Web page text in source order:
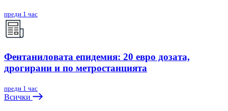
преди 1 час
Фентаниловата епидемия: 20 евро дозата,
дрогирани и по метростанцията
преди 1 час
Всички